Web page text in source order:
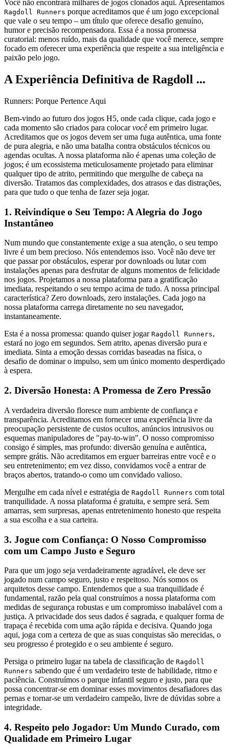
Você não encontrará milhares de jogos clonados aqui. Apresentamos
Ragdoll Runners porque acreditamos que é um jogo excepcional
que vale o seu tempo – um título que oferece desafio genuíno,
humor e precisão recompensadora. Essa é a nossa promessa
curatorial: menos ruído, mais da qualidade que você merece, sempre
focado em oferecer uma experiência que respeite a sua inteligência e
paixão pelo jogo.
A Experiência Definitiva de Ragdoll ...
Runners: Porque Pertence Aqui
Bem-vindo ao futuro dos jogos H5, onde cada clique, cada jogo e
cada momento são criados para colocarvocê em primeiro lugar.
Acreditamos que os jogos devem ser uma fuga autêntica, uma fonte
de pura alegria, e não uma batalha contra obstáculos técnicos ou
agendas ocultas. A nossa plataforma não é apenas uma coleção de
jogos; é um ecossistema meticulosamente projetado para eliminar
qualquer tipo de atrito, permitindo que mergulhe de cabeça na
diversão. Tratamos das complexidades, dos atrasos e das distrações,
para que tudo o que tenha de fazer seja jogar.
1. Reivindique o Seu Tempo: A Alegria do Jogo
Instantâneo
Num mundo que constantemente exige a sua atenção, o seu tempo
livre é um bem precioso. Nós entendemos isso. Você não deve ter
que passar por obstáculos, esperar por downloads ou lutar com
instalações apenas para desfrutar de alguns momentos de felicidade
nos jogos. Projetamos a nossa plataforma para a gratificação
imediata, respeitando o seu tempo acima de tudo. A nossa principal
característica? Zero downloads, zero instalações. Cada jogo na
nossa plataforma carrega diretamente no seu navegador,
instantaneamente.
Esta é a nossa promessa: quando quiser jogar Ragdoll Runners,
estará no jogo em segundos. Sem atrito, apenas diversão pura e
imediata. Sinta a emoção dessas corridas baseadas na física, o
desafio de dominar o impulso, sem um único momento desperdiçado
à espera.
2. Diversão Honesta: A Promessa de Zero Pressão
A verdadeira diversão floresce num ambiente de confiança e
transparência. Acreditamos em fornecer uma experiência livre da
preocupação persistente de custos ocultos, anúncios intrusivos ou
esquemas manipuladores de "pay-to-win". O nosso compromisso
consigo é simples, mas profundo: diversão genuína e autêntica,
sempre grátis. Não acreditamos em erguer barreiras entre você e o
seu entretenimento; em vez disso, convidamos você a entrar de
braços abertos, tratando-o como um convidado valioso.
Mergulhe em cada nível e estratégia de Ragdoll Runners com total
tranquilidade. A nossa plataforma é gratuita, e sempre será. Sem
amarras, sem surpresas, apenas entretenimento honesto que respeita
a sua escolha e a sua carteira.
3. Jogue com Confiança: O Nosso Compromisso
com um Campo Justo e Seguro
Para que um jogo seja verdadeiramente agradável, ele deve ser
jogado num campo seguro, justo e respeitoso. Nós somos os
arquitetos desse campo. Entendemos que a sua tranquilidade é
fundamental, razão pela qual construímos a nossa plataforma com
medidas de segurança robustas e um compromisso inabalável com a
justiça. A privacidade dos seus dados é sagrada, e qualquer forma de
trapaça é recebida com uma ação rápida e decisiva. Quando joga
aqui, joga com a certeza de que as suas conquistas são merecidas, o
seu progresso é protegido e o seu ambiente é seguro.
Persiga o primeiro lugar na tabela de classificação de Ragdoll
Runners sabendo que é um verdadeiro teste de habilidade, ritmo e
paciência. Construímos o parque infantil seguro e justo, para que
possa concentrar-se em dominar esses movimentos desafiadores das
pernas e tornar-se um verdadeiro campeão, livre de dúvidas sobre a
integridade.
4. Respeito pelo Jogador: Um Mundo Curado, com
Qualidade em Primeiro Lugar